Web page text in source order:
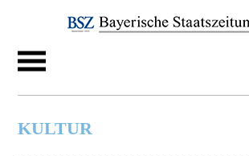
KULTUR